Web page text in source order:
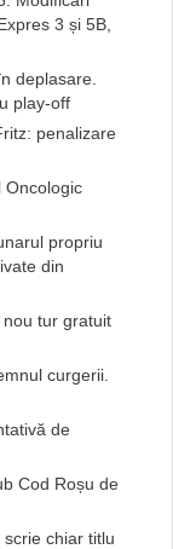
3 și 5B,
deplasare.
play-off
penalizare
Oncologic
propriu
din
tur gratuit
curgerii.
de
Cod Roșu de
chiar titlu